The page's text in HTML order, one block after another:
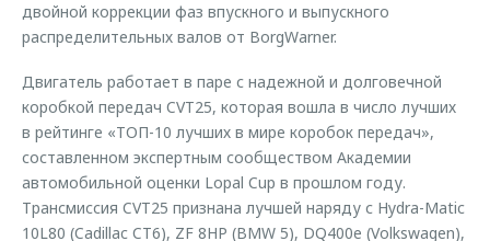
двойной коррекции фаз впускного и выпускного
распределительных валов от BorgWarner.
Двигатель работает в паре с надежной и долговечной
коробкой передач CVT25, которая вошла в число лучших
в рейтинге «ТОП-10 лучших в мире коробок передач»,
составленном экспертным сообществом Академии
автомобильной оценки Lopal Cup в прошлом году.
Трансмиссия CVT25 признана лучшей наряду с Hydra-Matic
10L80 (Cadillac CT6), ZF 8HP (BMW 5), DQ400e (Volkswagen),